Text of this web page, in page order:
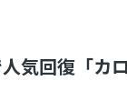
気回復「カ